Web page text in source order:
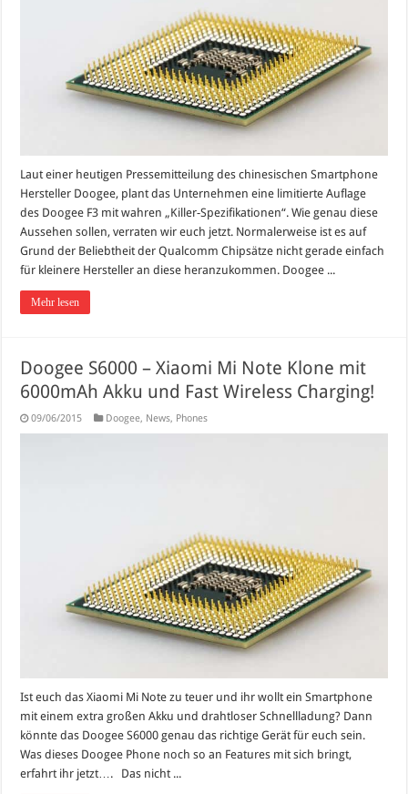
Laut einer heutigen Pressemitteilung des chinesischen Smartphone
Hersteller Doogee, plant das Unternehmen eine limitierte Auflage
des Doogee F3 mit wahren „Killer-Spezifikationen“. Wie genau diese
Aussehen sollen, verraten wir euch jetzt. Normalerweise ist es auf
Grund der Beliebtheit der Qualcomm Chipsätze nicht gerade einfach
für kleinere Hersteller an diese heranzukommen. Doogee ...
Mehr lesen
Doogee S6000 – Xiaomi Mi Note Klone mit
6000mAh Akku und Fast Wireless Charging!
09/06/2015 Doogee, News, Phones
Ist euch das Xiaomi Mi Note zu teuer und ihr wollt ein Smartphone
mit einem extra großen Akku und drahtloser Schnellladung? Dann
könnte das Doogee S6000 genau das richtige Gerät für euch sein.
Was dieses Doogee Phone noch so an Features mit sich bringt,
erfahrt ihr jetzt…. Das nicht ...